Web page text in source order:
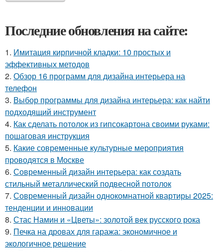
Последние обновления на сайте:
1. Имитация кирпичной кладки: 10 простых и
эффективных методов
2. Обзор 16 программ для дизайна интерьера на
телефон
3. Выбор программы для дизайна интерьера: как найти
подходящий инструмент
4. Как сделать потолок из гипсокартона своими руками:
пошаговая инструкция
5. Какие современные культурные мероприятия
проводятся в Москве
6. Современный дизайн интерьера: как создать
стильный металлический подвесной потолок
7. Современный дизайн однокомнатной квартиры 2025:
тенденции и инновации
8. Стас Намин и «Цветы»: золотой век русского рока
9. Печка на дровах для гаража: экономичное и
экологичное решение